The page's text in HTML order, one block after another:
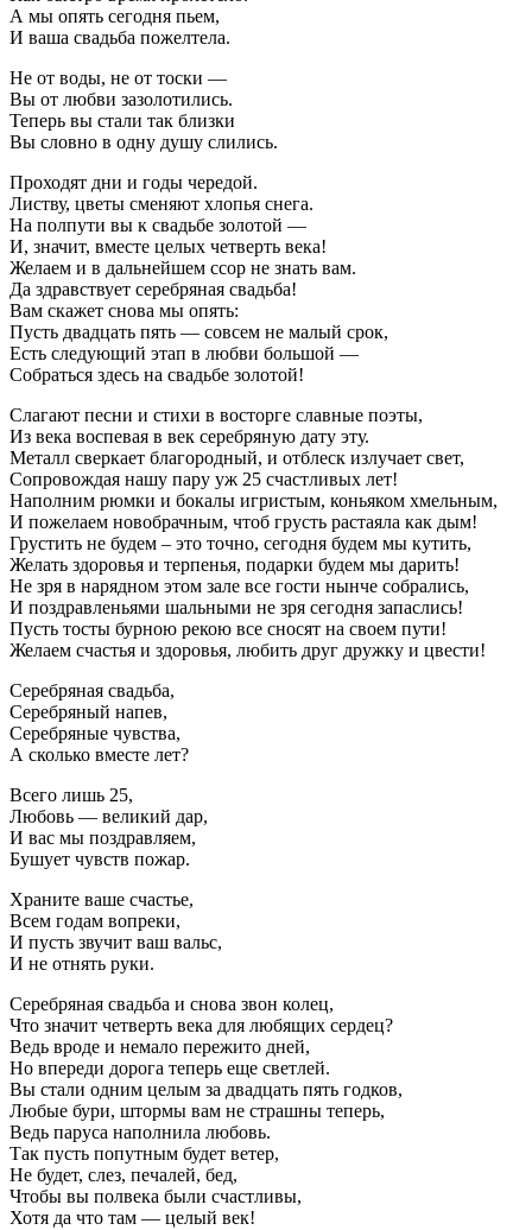
А мы опять сегодня пьем,
И ваша свадьба пожелтела.
Не от воды, не от тоски —
Вы от любви зазолотились.
Теперь вы стали так близки
Вы словно в одну душу слились.
Проходят дни и годы чередой.
Листву, цветы сменяют хлопья снега.
На полпути вы к свадьбе золотой —
И, значит, вместе целых четверть века!
Желаем и в дальнейшем ссор не знать вам.
Да здравствует серебряная свадьба!
Вам скажет снова мы опять:
Пусть двадцать пять — совсем не малый срок,
Есть следующий этап в любви большой —
Собраться здесь на свадьбе золотой!
Слагают песни и стихи в восторге славные поэты,
Из века воспевая в век серебряную дату эту.
Металл сверкает благородный, и отблеск излучает свет,
Сопровождая нашу пару уж 25 счастливых лет!
Наполним рюмки и бокалы игристым, коньяком хмельным,
И пожелаем новобрачным, чтоб грусть растаяла как дым!
Грустить не будем – это точно, сегодня будем мы кутить,
Желать здоровья и терпенья, подарки будем мы дарить!
Не зря в нарядном этом зале все гости нынче собрались,
И поздравленьями шальными не зря сегодня запаслись!
Пусть тосты бурною рекою все сносят на своем пути!
Желаем счастья и здоровья, любить друг дружку и цвести!
Серебряная свадьба,
Серебряный напев,
Серебряные чувства,
А сколько вместе лет?
Всего лишь 25,
Любовь — великий дар,
И вас мы поздравляем,
Бушует чувств пожар.
Храните ваше счастье,
Всем годам вопреки,
И пусть звучит ваш вальс,
И не отнять руки.
Серебряная свадьба и снова звон колец,
Что значит четверть века для любящих сердец?
Ведь вроде и немало пережито дней,
Но впереди дорога теперь еще светлей.
Вы стали одним целым за двадцать пять годков,
Любые бури, штормы вам не страшны теперь,
Ведь паруса наполнила любовь.
Так пусть попутным будет ветер,
Не будет, слез, печалей, бед,
Чтобы вы полвека были счастливы,
Хотя да что там — целый век!